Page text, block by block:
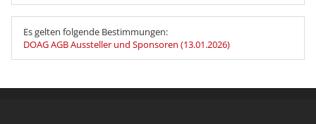
Es gelten folgende Bestimmungen:
DOAG AGB Aussteller und Sponsoren (13.01.2026)